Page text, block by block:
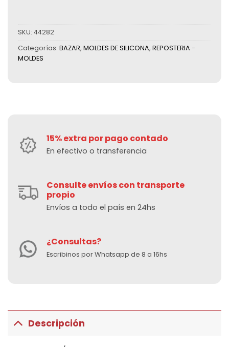
SKU: 44282
Categorías: BAZAR, MOLDES DE SILICONA, REPOSTERIA -
MOLDES
15% extra por pago contado
En efectivo o transferencia
Consulte envíos con transporte
propio
Envíos a todo el país en 24hs
¿Consultas?
Escribinos por Whatsapp de 8 a 16hs
Descripción